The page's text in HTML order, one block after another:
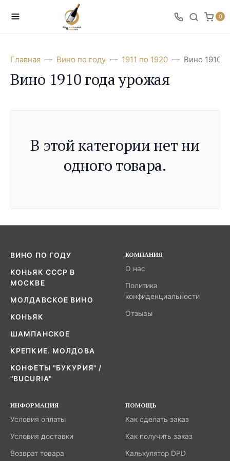
0
Главная Вино по году 1911 по 1920 Вино 1910
Вино 1910 года урожая
В этой категории нет ни
одного товара.
ВИНО ПО ГОДУ
КОНЬЯК СССР В
МОСКВЕ
МОЛДАВСКОЕ ВИНО
КОНЬЯК
ШАМПАНСКОЕ
КРЕПКИЕ. МОЛДОВА
КОНФЕТЫ "БУКУРИЯ" /
"BUCURIA"
КОМПАНИЯ
О нас
Политика
конфиденциальности
Отзывы
ИНФОРМАЦИЯ
Условия оплаты
Условия доставки
Возврат товара
ПОМОЩЬ
Как сделать заказ
Как получить заказ
Калькулятор DPD